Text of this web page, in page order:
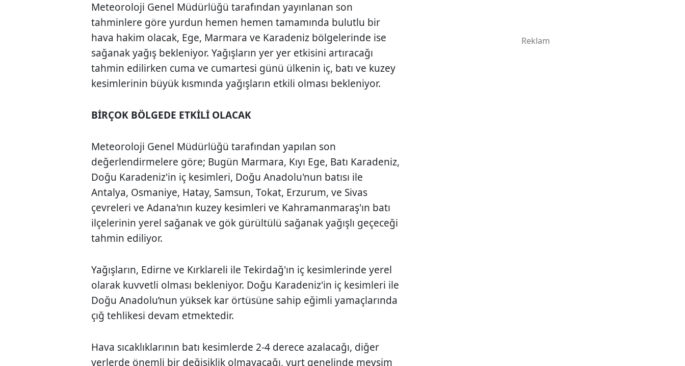
Meteoroloji Genel Müdürlüğü tarafından yayınlanan son
tahminlere göre yurdun hemen hemen tamamında bulutlu bir
hava hakim olacak, Ege, Marmara ve Karadeniz bölgelerinde ise
sağanak yağış bekleniyor. Yağışların yer yer etkisini artıracağı
tahmin edilirken cuma ve cumartesi günü ülkenin iç, batı ve kuzey
kesimlerinin büyük kısmında yağışların etkili olması bekleniyor.
BİRÇOK BÖLGEDE ETKİLİ OLACAK
Meteoroloji Genel Müdürlüğü tarafından yapılan son
değerlendirmelere göre; Bugün Marmara, Kıyı Ege, Batı Karadeniz,
Doğu Karadeniz'in iç kesimleri, Doğu Anadolu'nun batısı ile
Antalya, Osmaniye, Hatay, Samsun, Tokat, Erzurum, ve Sivas
çevreleri ve Adana'nın kuzey kesimleri ve Kahramanmaraş'ın batı
ilçelerinin yerel sağanak ve gök gürültülü sağanak yağışlı geçeceği
tahmin ediliyor.
Yağışların, Edirne ve Kırklareli ile Tekirdağ'ın iç kesimlerinde yerel
olarak kuvvetli olması bekleniyor. Doğu Karadeniz'in iç kesimleri ile
Doğu Anadolu’nun yüksek kar örtüsüne sahip eğimli yamaçlarında
çığ tehlikesi devam etmektedir.
Hava sıcaklıklarının batı kesimlerde 2-4 derece azalacağı, diğer
yerlerde önemli bir değişiklik olmayacağı, yurt genelinde mevsim